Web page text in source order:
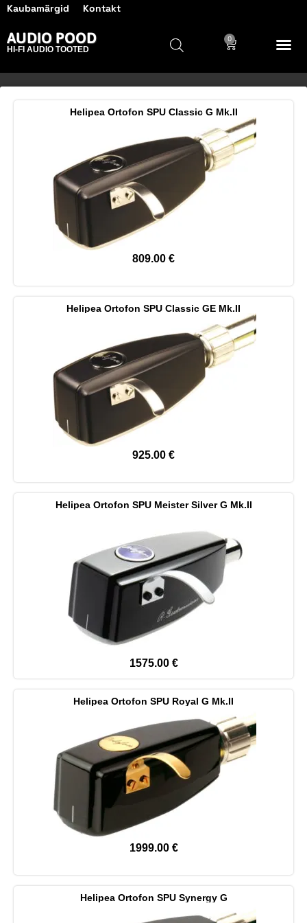
Kaubamärgid Kontakt
AUDIO POOD
HI-FI AUDIO TOOTED
0
Helipea Ortofon SPU Classic G Mk.II
809.00 €
Helipea Ortofon SPU Classic GE Mk.II
925.00 €
Helipea Ortofon SPU Meister Silver G Mk.II
1575.00 €
Helipea Ortofon SPU Royal G Mk.II
1999.00 €
Helipea Ortofon SPU Synergy G